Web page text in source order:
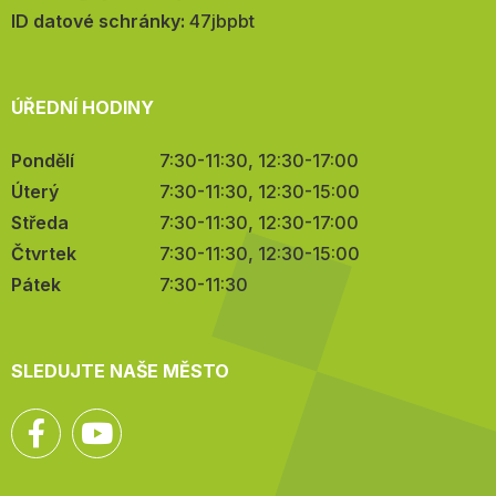
mail:
ID datové schránky: 47jbpbt
ÚŘEDNÍ HODINY
Pondělí
7:30-11:30, 12:30-17:00
Úterý
7:30-11:30, 12:30-15:00
Středa
7:30-11:30, 12:30-17:00
Čtvrtek
7:30-11:30, 12:30-15:00
Pátek
7:30-11:30
SLEDUJTE NAŠE MĚSTO
Facebook